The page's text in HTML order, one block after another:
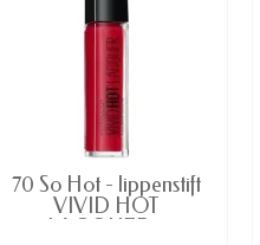
AVAILABLE
70 So Hot - lippenstift
VIVID HOT
LACQUER...